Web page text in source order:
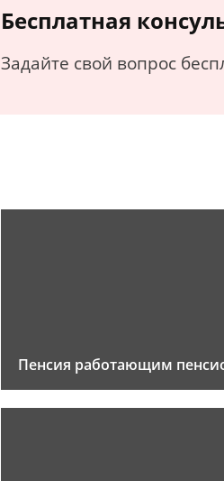
Бесплатная
Задайте свой вопрос
Пенсия работающим